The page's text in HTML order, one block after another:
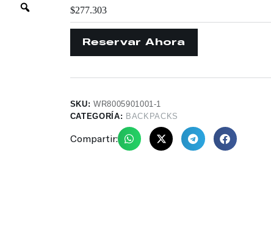
$277.303
SKU:WR8005901001-1
CATEGORÍA: BACKPACKS
Compartir: